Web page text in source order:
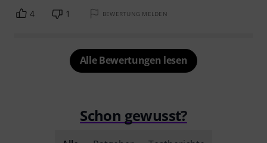
4 1 BEWERTUNG MELDEN
Alle Bewertungen lesen
Schon gewusst?